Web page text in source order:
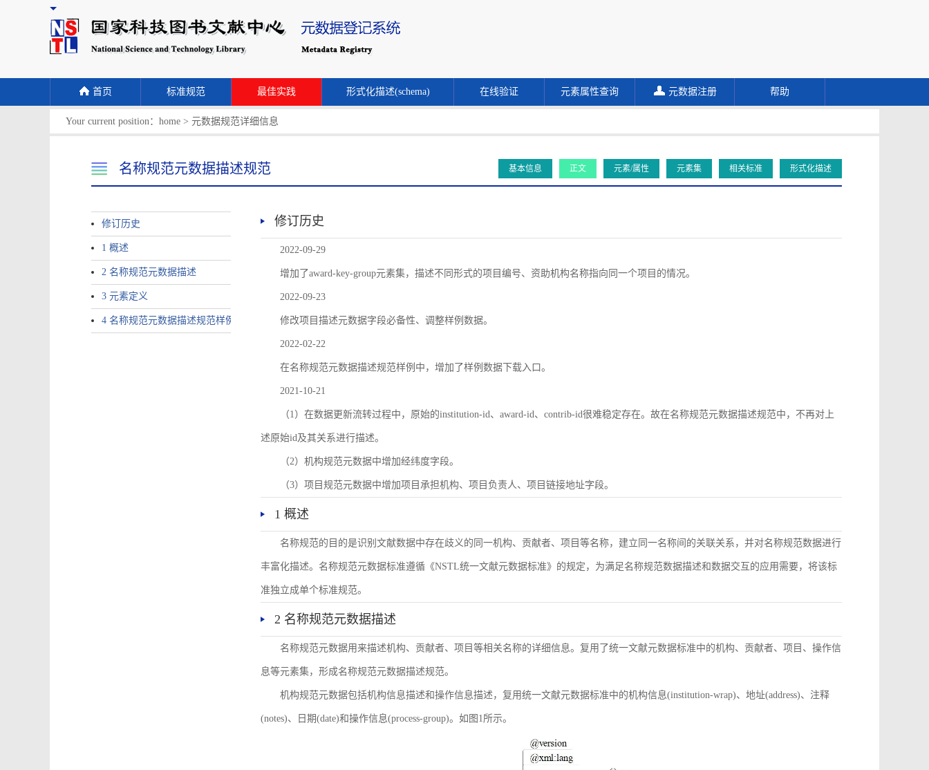
首页 标准规范 最佳实践 形式化描述(schema) 在线验证 元素属性查询 元数据注册 帮助
Your current position： home > 元数据规范详细信息
名称规范元数据描述规范 基本信息 正文 元素/属性 元素集 相关标准 形式化描述
修订历史
1 概述
2 名称规范元数据描述
3 元素定义
4 名称规范元数据描述规范样例
修订历史
2022-09-29
增加了award-key-group元素集，描述不同形式的项目编号、资助机构名称指向同一个项目的情况。
2022-09-23
修改项目描述元数据字段必备性、调整样例数据。
2022-02-22
在名称规范元数据描述规范样例中，增加了样例数据下载入口。
2021-10-21
（1）在数据更新流转过程中，原始的institution-id、award-id、contrib-id很难稳定存在。故在名称规范元数据描述规范中，不再对上
述原始id及其关系进行描述。
（2）机构规范元数据中增加经纬度字段。
（3）项目规范元数据中增加项目承担机构、项目负责人、项目链接地址字段。
1 概述
名称规范的目的是识别文献数据中存在歧义的同一机构、贡献者、项目等名称，建立同一名称间的关联关系，并对名称规范数据进行
丰富化描述。名称规范元数据标准遵循《NSTL统一文献元数据标准》的规定，为满足名称规范数据描述和数据交互的应用需要，将该标
准独立成单个标准规范。
2 名称规范元数据描述
名称规范元数据用来描述机构、贡献者、项目等相关名称的详细信息。复用了统一文献元数据标准中的机构、贡献者、项目、操作信
息等元素集，形成名称规范元数据描述规范。
机构规范元数据包括机构信息描述和操作信息描述，复用统一文献元数据标准中的机构信息(institution-wrap)、地址(address)、注释
(notes)、日期(date)和操作信息(process-group)。如图1所示。